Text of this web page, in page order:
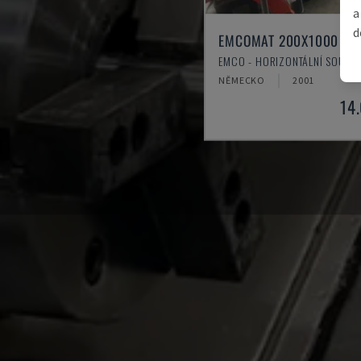
EMCOMAT 200X1000
EMCO - HORIZONTÁLNÍ
NĚMECKO 2001